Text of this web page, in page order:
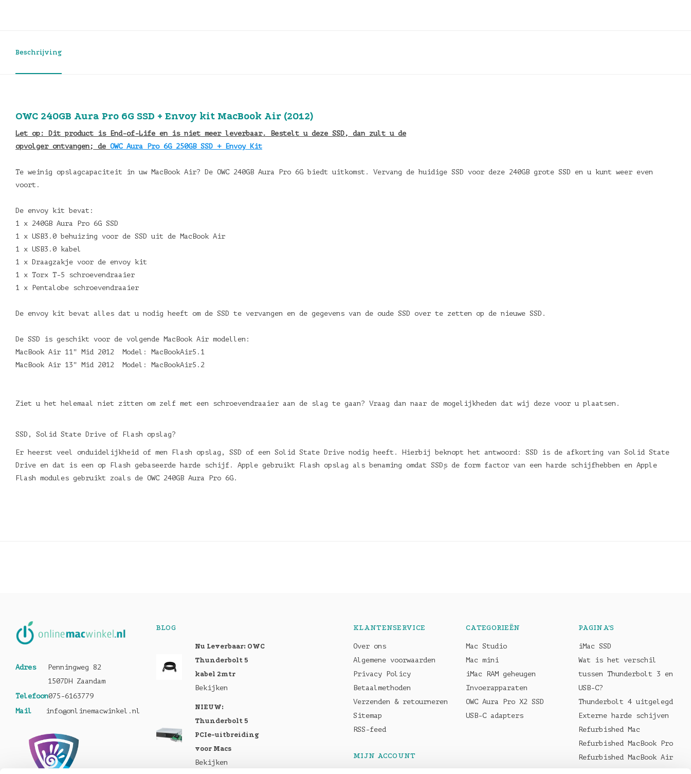
Beschrijving
OWC 240GB Aura Pro 6G SSD + Envoy kit MacBook Air (2012)
Let op: Dit product is End-of-Life en isniet meer leverbaar. Bestelt u deze SSD, dan zult u de
opvolger ontvangen; de OWC Aura Pro 6G 250GB SSD + Envoy Kit
Te weinig opslagcapaciteit in uw MacBook Air? De OWC 240GB Aura Pro 6G biedt uitkomst. Vervang de huidige SSD voor deze 240GB grote SSD en u kunt weer even
voort.
De envoy kit bevat:
1 x 240GB Aura Pro 6G SSD
1 x USB3.0 behuizing voor de SSD uit de MacBook Air
1 x USB3.0 kabel
1 x Draagzakje voor de envoy kit
1 x Torx T-5 schroevendraaier
1 x Pentalobe schroevendraaier
De envoy kit bevat alles dat u nodig heeft om de SSD te vervangen en de gegevens van de oude SSD over te zetten op de nieuwe SSD.
De SSD is geschikt voor de volgende MacBook Air modellen:
MacBook Air 11" Mid 2012 Model: MacBookAir5.1
MacBook Air 13" Mid 2012 Model: MacBookAir5.2
Ziet u het helemaal niet zitten om zelf met een schroevendraaier aan de slag te gaan? Vraag dan naar de mogelijkheden dat wij deze voor u plaatsen.
SSD, Solid State Drive of Flash opslag?
Er heerst veel onduidelijkheid of men Flash opslag, SSD of een Solid State Drive nodig heeft. Hierbij beknopt het antwoord: SSD is de afkorting van Solid State
Drive en dat is een op Flash gebaseerde harde schijf. Apple gebruikt Flash opslag als benaming omdat SSD۪s de form factor van een harde schijfhebben en Apple
Flash modules gebruikt zoals de OWC 240GB Aura Pro 6G.
Adres
Penningweg 82
1507DH Zaandam
Telefoon075-6163779
Mail
info@onlinemacwinkel.nl
BLOG
Nu Leverbaar: OWC
Thunderbolt 5
kabel 2mtr
Bekijken
NIEUW:
Thunderbolt 5
PCIe-uitbreiding
voor Macs
Bekijken
KLANTENSERVICE
Over ons
Algemene voorwaarden
Privacy Policy
Betaalmethoden
Verzenden & retourneren
Sitemap
RSS-feed
MIJN ACCOUNT
CATEGORIEËN
Mac Studio
Mac mini
iMac RAM geheugen
Invoerapparaten
OWC Aura Pro X2 SSD
USB-C adapters
PAGINA'S
iMac SSD
Wat is het verschil
tussen Thunderbolt 3 en
USB-C?
Thunderbolt 4 uitgelegd
Externe harde schijven
Refurbished Mac
Refurbished MacBook Pro
Refurbished MacBook Air